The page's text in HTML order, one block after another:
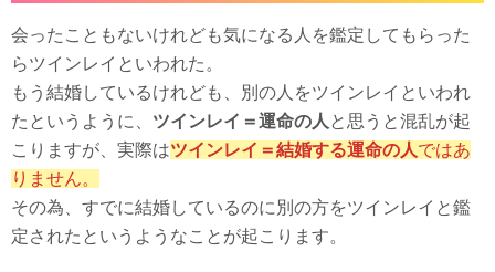
会ったこともないけれども気になる人を鑑定してもらった
らツインレイといわれた。
もう結婚しているけれども、別の人をツインレイといわれ
たというように、 ツインレイ＝運命の人と思うと混乱が起
こりますが、実際はツインレイ＝結婚する運命の人ではあ
りません。
その為、すでに結婚しているのに別の方をツインレイと鑑
定されたというようなことが起こります。